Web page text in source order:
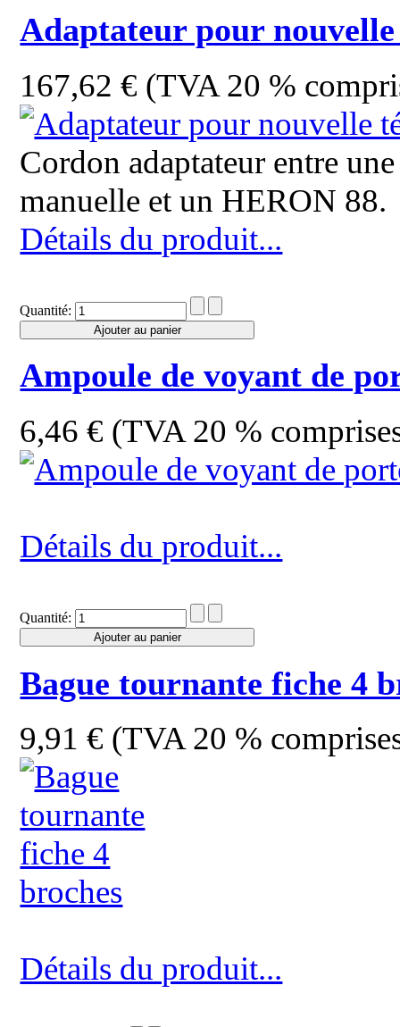
Adaptateur pour
167,62 € (TVA 20 %
Cordon adaptateur entre
manuelle et un HERON 88.
Détails du produit...
Quantité:
Ampoule de voyant de
6,46 € (TVA 20 %
Détails du produit...
Quantité:
Bague tournante fiche 4
9,91 € (TVA 20 %
Détails du produit...